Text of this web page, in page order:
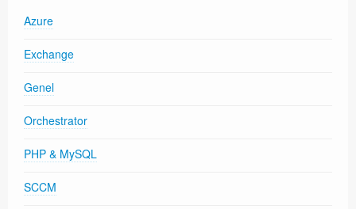
Azure
Exchange
Genel
Orchestrator
PHP & MySQL
SCCM